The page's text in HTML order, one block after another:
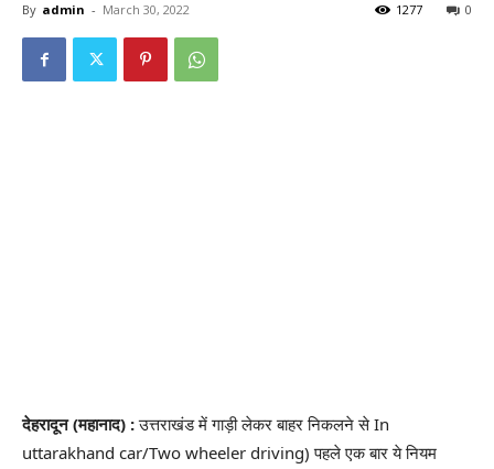
By admin - March 30, 2022 0
1277
देहरादून (महानाद) :उत्तराखंड में गाड़ी लेकर बाहर निकलने से In
uttarakhand car/Two wheeler driving) पहले एक बार ये नियम